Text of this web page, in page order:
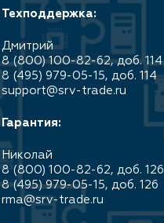
Техподдержка:
Дмитрий
8 (800) 100-82-62, доб. 114
8 (495) 979-05-15, доб. 114
support@srv-trade.ru
Гарантия:
Николай
8 (800) 100-82-62, доб. 126
8 (495) 979-05-15, доб. 126
rma@srv-trade.ru